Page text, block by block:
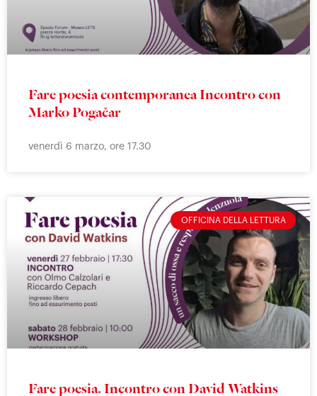
Fare poesia contemporanea Incontro con
Marko Pogačar
venerdì 6 marzo, ore 17.30
OFFICINA DELLA LETTURA
Fare poesia. Incontro con David Watkins